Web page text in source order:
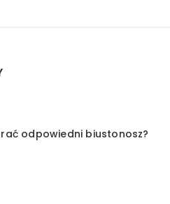
odpowiedni biustonosz?